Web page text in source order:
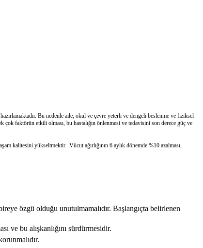
Bu nedenle aile, okul ve çevre yeterli ve dengeli beslenme ve fiziksel
faktörün etkili olması, bu hastalığın önlenmesi ve tedavisini son derece güç ve
kalitesini yükseltmektir. Vücut ağırlığının 6 aylık dönemde %10 azalması,
özgü olduğu unutulmamalıdır. Başlangıçta belirlenen
ve bu alışkanlığını sürdürmesidir.